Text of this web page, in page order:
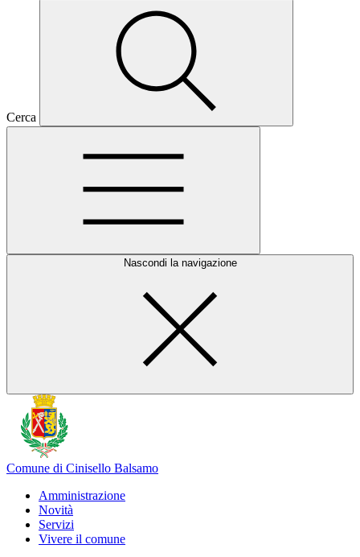
Cerca
Nascondi la navigazione
Comune di Cinisello Balsamo
Amministrazione
Novità
Servizi
Vivere il comune